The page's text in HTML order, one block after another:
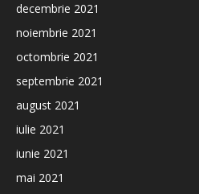
decembrie 2021
noiembrie 2021
octombrie 2021
septembrie 2021
august 2021
iulie 2021
iunie 2021
mai 2021